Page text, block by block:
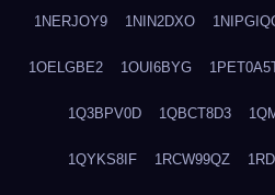
1NERJOY9 1NIN2DXO
1OELGBE2 1OUI6BYG
1Q3BPV0D 1QBCT8D3
1QYKS8IF 1RCW99QZ